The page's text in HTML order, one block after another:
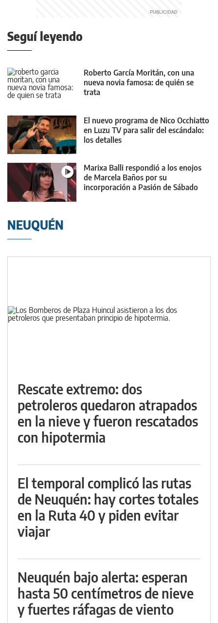
Seguí leyendo
Roberto García Moritán, con una
nueva novia famosa: de quién se
trata
El nuevo programa de Nico Occhiatto
en Luzu TV para salir del escándalo:
los detalles
Marixa Balli respondió a los enojos
de Marcela Baños por su
incorporación a Pasión de Sábado
NEUQUÉN
Rescate extremo: dos
petroleros quedaron atrapados
en la nieve y fueron rescatados
con hipotermia
El temporal complicó las rutas
de Neuquén: hay cortes totales
en la Ruta 40 y piden evitar
viajar
Neuquén bajo alerta: esperan
hasta 50 centímetros de nieve
y fuertes ráfagas de viento